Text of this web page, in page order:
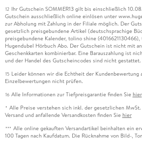
12 Ihr Gutschein SOMMER13 gilt bis einschließlich
Gutschein ausschließlich online einlösen unter
zur Abholung mit Zahlung in der Filiale möglich. Der
gesetzlich preisgebundene Artikel (deutschsprachige
preisgebundene Kalender, tolino shine
Hugendubel Hörbuch Abo. Der Gutschein ist nicht mit
Geschenkkarten kombinierbar. Eine Barauszahlung ist
und der Handel des Gutscheincodes sind nicht gestattet.
15 Leider können wir die Echtheit der Kundenbewertung
Einzelbewertungen nicht prüfen.
16 Alle Informationen zur Tiefpreisgarantie finden Sie hier
* Alle Preise verstehen sich inkl. der gesetzlichen
Versand und anfallende Versandkosten finden Sie hier
*** Alle online gekauften Versandartikel beinhalten ein
100 Tagen nach Kaufdatum. Die Rücknahme von Bild-,